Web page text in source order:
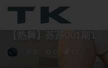
【热舞】苏苏001期1